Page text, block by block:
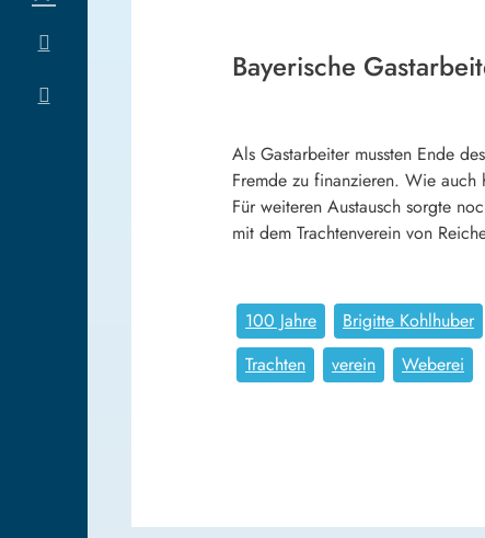
Bayerische
Als Gastarbeiter mussten Ende
Fremde zu finanzieren. Wie
Für weiteren Austausch sorgte
mit dem Trachtenverein von
100 Jahre Brigitte Kohlhuber
Trachten
verein Weberei